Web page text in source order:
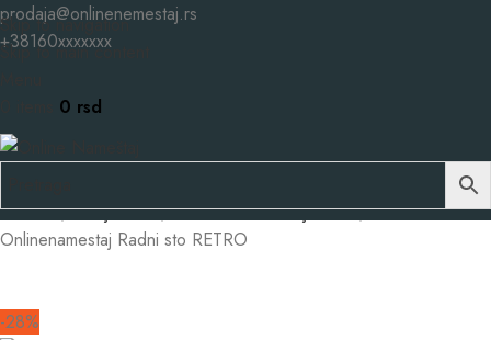
Skip to navigation
Skip to main content
prodaja@onlinenemestaj.rs
+38160xxxxxxx
0 rsd
Početna Dečije sobe Radni stolovi-Dečije sobe
Onlinenamestaj Radni sto RETRO
-28%